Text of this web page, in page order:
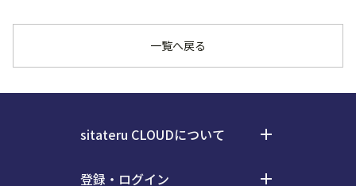
一覧へ戻る
sitateru CLOUDについて add
登録・ログイン add